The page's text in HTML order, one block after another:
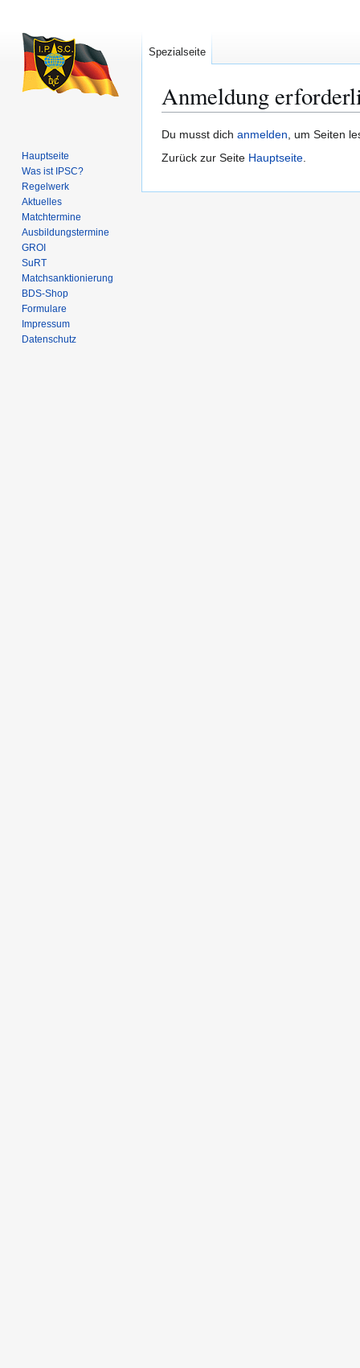
Anmeldung
Zur
Navigation
Zur
Suche
Du musst dich anmelden, um Seiten
Zurück zur Seite Hauptseite.
Spezialseite
Hauptseite
Was ist IPSC?
Regelwerk
Aktuelles
Matchtermine
Ausbildungs­termine
GROI
SuRT
Match­sanktionierung
BDS-Shop
Formulare
Impressum
Datenschutz